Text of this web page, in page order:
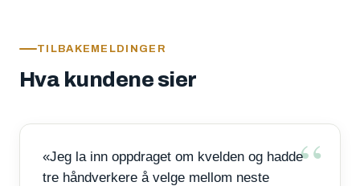
TILBAKEMELDINGER
Hva kundene sier
«Jeg la inn oppdraget om kvelden og hadde
tre håndverkere å velge mellom neste